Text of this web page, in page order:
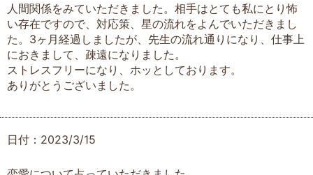
人間関係をみていただきました。相手はとても私にとり怖
い存在ですので、対応策、星の流れをよんでいただきまし
た。3ヶ月経過しましたが、先生の流れ通りになり、仕事上
におきまして、疎遠になりました。
ストレスフリーになり、ホッとしております。
ありがとうございました。
日付：2023/3/15